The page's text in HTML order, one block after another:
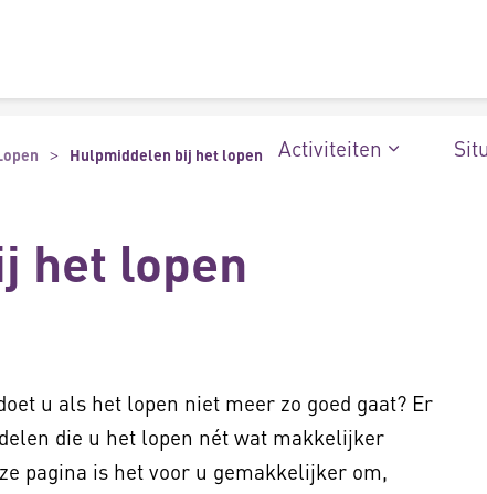
Activiteiten
Hulpmiddelen bij het lopen
het lopen
u als het lopen niet meer zo goed gaat? Er
die u het lopen nét wat makkelijker
pagina is het voor u gemakkelijker om,